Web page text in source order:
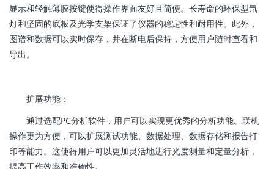
显示和轻触薄膜按键使得操作界面友好且简便。长寿命的环保型氘
灯和坚固的底板及光学支架保证了仪器的稳定性和耐用性。此外，
图谱和数据可以实时保存，并在断电后保持，方便用户随时查看和
导出。
扩展功能：
通过选配PC分析软件，用户可以实现更优秀的分析功能。联机
操作更为方便，可以扩展测试功能、数据处理、数据存储和报告打
印等能力。这使得用户可以更加灵活地进行光度测量和定量分析，
提高工作效率和准确性。